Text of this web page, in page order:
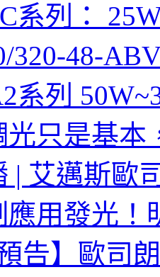
系列：
320-48-
系列
光只是基本
| 艾邁斯歐
應用發光！
告】歐司